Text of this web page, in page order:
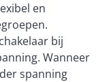
en
bij
Wanneer
spanning